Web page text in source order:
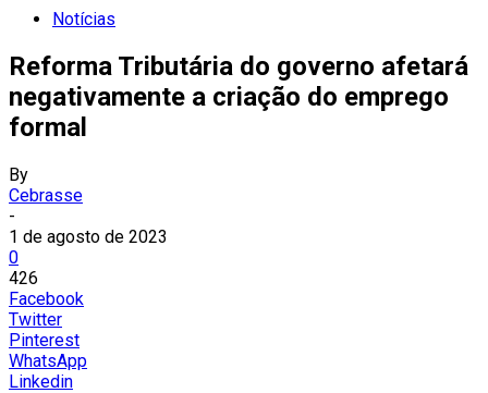
Notícias
Reforma Tributária do governo afetará
negativamente a criação do emprego
formal
By
Cebrasse
-
1 de agosto de 2023
0
426
Facebook
Twitter
Pinterest
WhatsApp
Linkedin